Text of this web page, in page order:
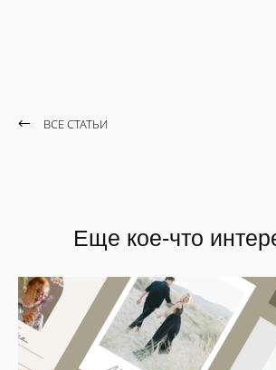
ВСЕ СТАТЬИ
Еще кое-что